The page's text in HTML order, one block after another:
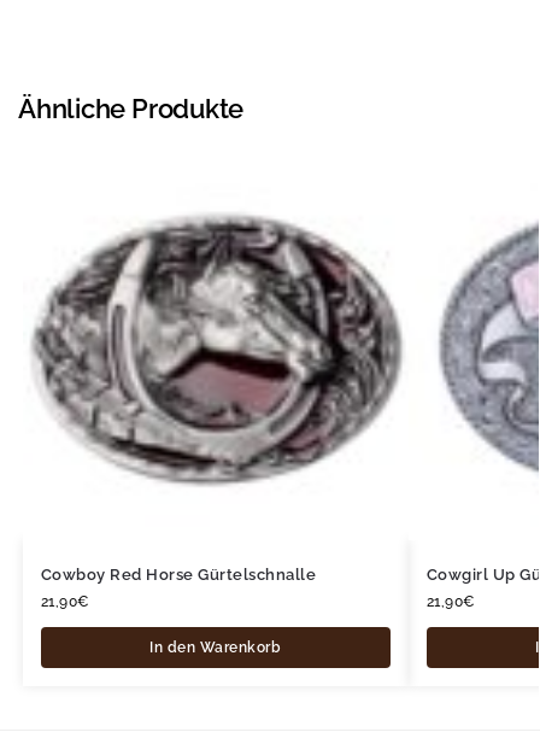
Ähnliche Produkte
Cowboy Red Horse Gürtelschnalle
21,90€
In den Warenkorb
Cowgirl Up
21,90€